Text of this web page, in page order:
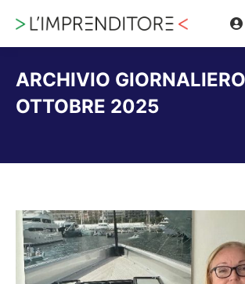
ARCHIVIO
OTTOBRE 2025